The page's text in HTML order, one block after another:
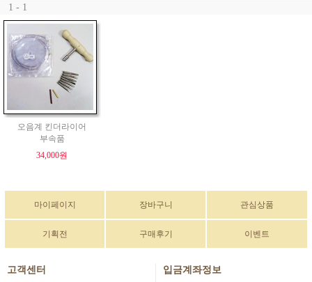
1 - 1
오음계 킨더라이어
부속품
34,000원
마이페이지 장바구니 관심상품
기획전 구매후기 이벤트
고객센터 입금계좌정보